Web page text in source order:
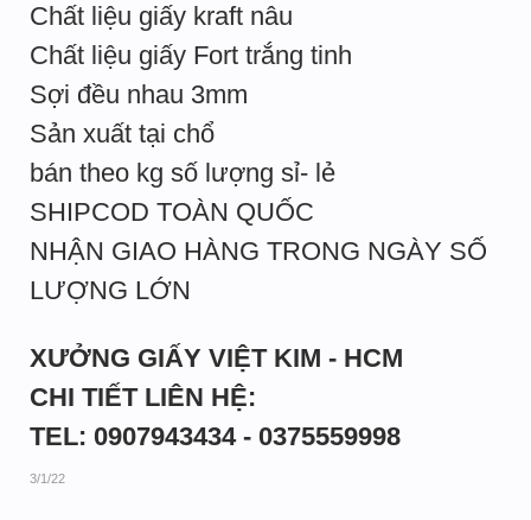
Chất liệu giấy kraft nâu
Chất liệu giấy Fort trắng tinh
Sợi đều nhau 3mm
Sản xuất tại chổ
bán theo kg số lượng sỉ- lẻ
SHIPCOD TOÀN QUỐC
NHẬN GIAO HÀNG TRONG NGÀY SỐ
LƯỢNG LỚN
XƯỞNG GIẤY VIỆT KIM - HCM
CHI TIẾT LIÊN HỆ:
TEL: 0907943434 - 0375559998
3/1/22